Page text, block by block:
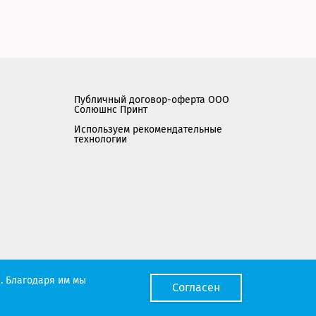
Публичный договор-оферта ООО
Солюшнс Принт
Используем рекомендательные
технологии
Мы работаем с порталом поставщиков
Благодаря им мы
Согласен